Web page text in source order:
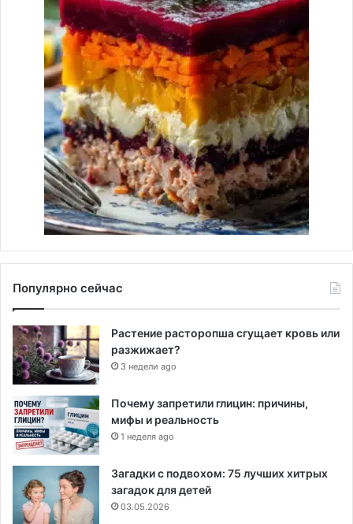
Популярно сейчас
Растение расторопша сгущает кровь или
разжижает?
3 недели ago
Почему запретили глицин: причины,
мифы и реальность
1 неделя ago
Загадки с подвохом: 75 лучших хитрых
загадок для детей
03.05.2026